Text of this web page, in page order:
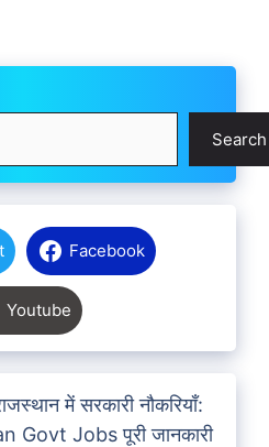
Search
Facebook
Youtube
में सरकारी नौकरियाँ:
Govt Jobs पूरी जानकारी